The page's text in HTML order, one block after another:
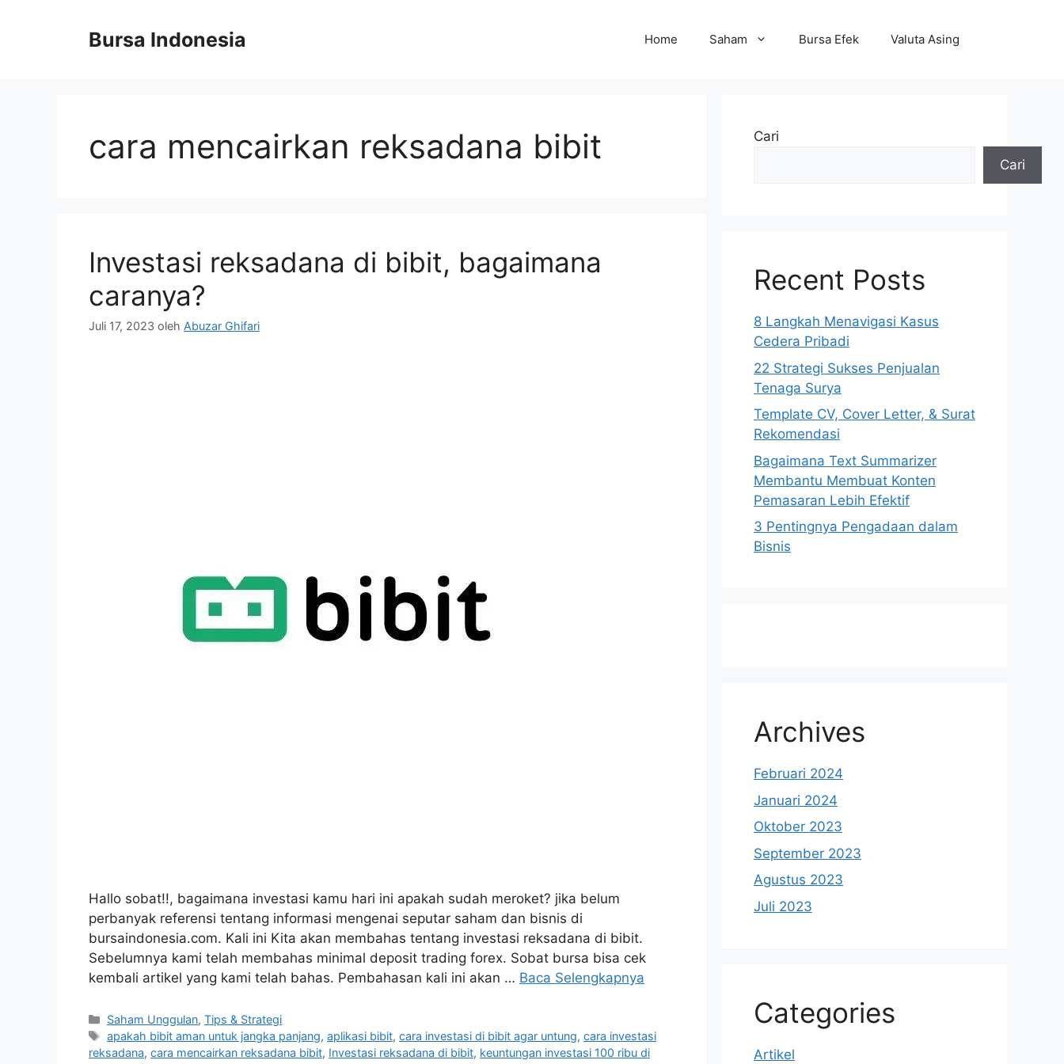
Bursa Indonesia Home Saham Bursa Efek Valuta Asing
cara mencairkan reksadana bibit
Investasi reksadana di bibit, bagaimana
caranya?
Juli 17, 2023 oleh Abuzar Ghifari
Hallo sobat!!, bagaimana investasi kamu hari ini apakah sudah meroket? jika belum
perbanyak referensi tentang informasi mengenai seputar saham dan bisnis di
bursaindonesia.com. Kali ini Kita akan membahas tentang investasi reksadana di bibit.
Sebelumnya kami telah membahas minimal deposit trading forex. Sobat bursa bisa cek
kembali artikel yang kami telah bahas. Pembahasan kali ini akan … Baca Selengkapnya
Kategori
Saham Unggulan,Tips & Strategi
Tag
apakah bibit aman untuk jangka panjang,aplikasi bibit,cara investasi di bibit agar untung,cara investasi
reksadana, cara mencairkan reksadana bibit, Investasi reksadana di bibit, keuntungan investasi 100 ribu di
Cari
Cari
Recent Posts
8 Langkah Menavigasi Kasus
Cedera Pribadi
22 Strategi Sukses Penjualan
Tenaga Surya
Template CV, Cover Letter, & Surat
Rekomendasi
Bagaimana Text Summarizer
Membantu Membuat Konten
Pemasaran Lebih Efektif
3 Pentingnya Pengadaan dalam
Bisnis
Archives
Februari 2024
Januari 2024
Oktober 2023
September 2023
Agustus 2023
Juli 2023
Categories
Artikel